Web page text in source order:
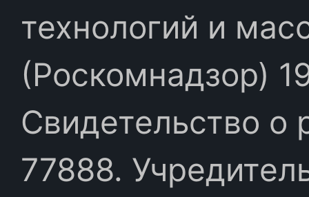
технологий и
(Роскомнадзор)
Свидетельство
77888.